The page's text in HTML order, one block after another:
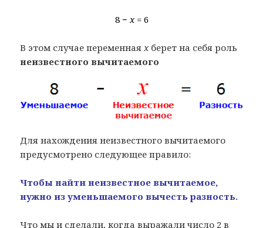
8 −x= 6
В этом случае переменнаяxберет на себя роль
неизвестного вычитаемого
Для нахождения неизвестного вычитаемого
предусмотрено следующее правило:
Чтобы найти неизвестное вычитаемое,
нужно из уменьшаемого вычесть разность.
Что мы и сделали, когда выражали число 2 в